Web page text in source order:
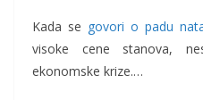
Kada se govori o padu
visoke cene stanova,
ekonomske krize.…